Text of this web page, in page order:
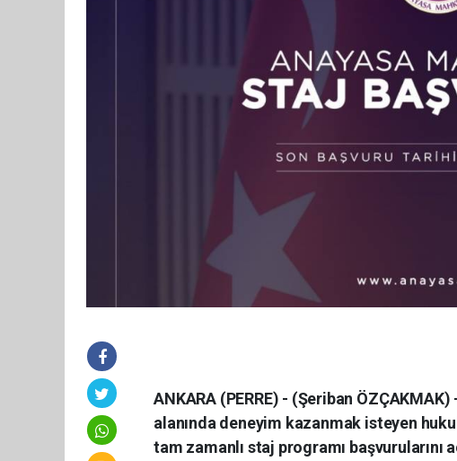
ANKARA (PERRE) - (Şeriban
alanında deneyim kazanmak isteyen
tam zamanlı staj programı